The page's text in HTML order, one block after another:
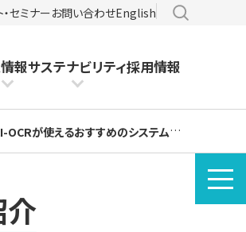
報サステナビリティ採用情報
セミナーお問い合わせEnglish
が使えるおすすめのシステムも紹介
介